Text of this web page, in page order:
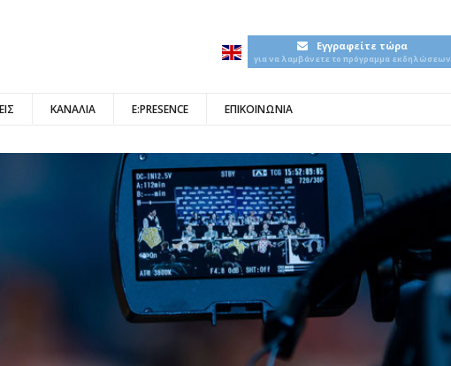
Εγγραφείτε τώρα
για να λαμβάνετε το πρόγραμμα εκδηλώσεων
ΚΑΝΑΛΙΑ E:PRESENCE ΕΠΙΚΟΙΝΩΝΙΑ